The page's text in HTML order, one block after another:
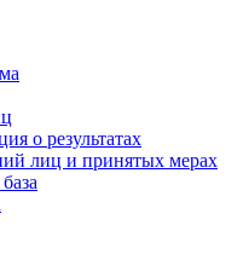
о результатах
лиц и принятых мерах